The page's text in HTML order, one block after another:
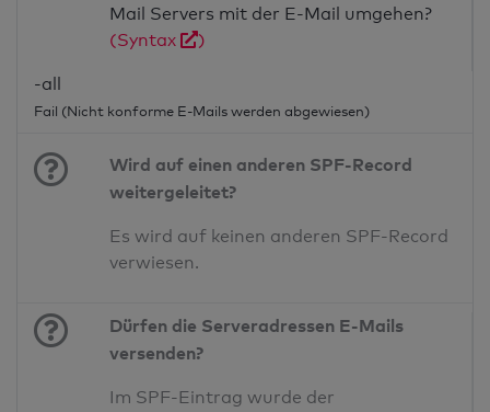
Mail Servers mit der E-Mail umgehen?
(Syntax
)
-all
Fail (Nicht konforme E-Mails werden abgewiesen)
Wird auf einen anderen SPF-Record
weitergeleitet?
Es wird auf keinen anderen SPF-Record
verwiesen.
Dürfen die Serveradressen E-Mails
versenden?
Im SPF-Eintrag wurde der